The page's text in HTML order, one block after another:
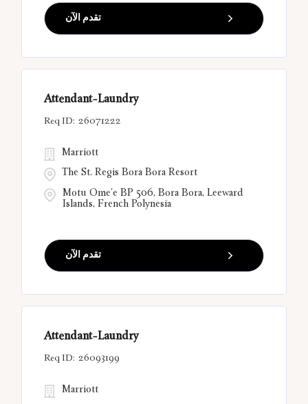
تقدم الآن
Attendant-Laundry
26071222
Motu Ome'e BP 506, Bora Bora, Leeward
Islands, French Polynesia
Marriott
The St. Regis Bora Bora Resort
تقدم الآن
Attendant-Laundry
26093199
Marriott